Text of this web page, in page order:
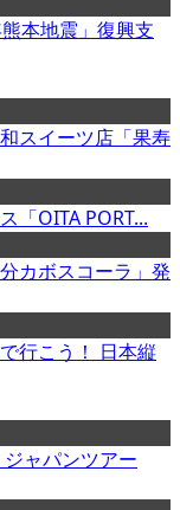
本地震」復興支
スイーツ店「果寿
「OITA PORT...
カボスコーラ」発
行こう！ 日本縦
ャパンツアー